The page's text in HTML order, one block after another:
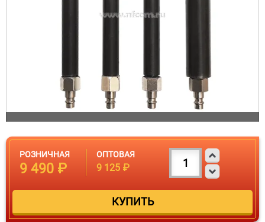
РОЗНИЧНАЯ
9 490 ₽
ОПТОВАЯ
9 125 ₽